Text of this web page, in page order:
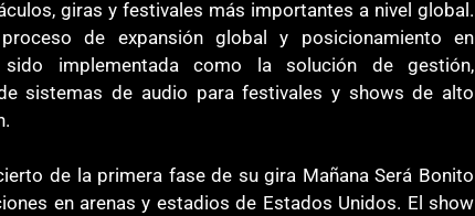
giras y festivales más importantes a nivel global.
de expansión global y posicionamiento en
sido implementada como la solución de gestión,
sistemas de audio para festivales y shows de alto
de la primera fase de su gira Mañana Será Bonito
en arenas y estadios de Estados Unidos. El show